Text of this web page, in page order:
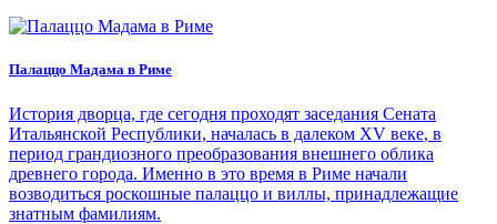
Палаццо Мадама в Риме
История дворца, где сегодня проходят заседания Сената
Итальянской Республики, началась в далеком XV веке, в
период грандиозного преобразования внешнего облика
древнего города. Именно в это время в Риме начали
возводиться роскошные палаццо и виллы, принадлежащие
знатным фамилиям.